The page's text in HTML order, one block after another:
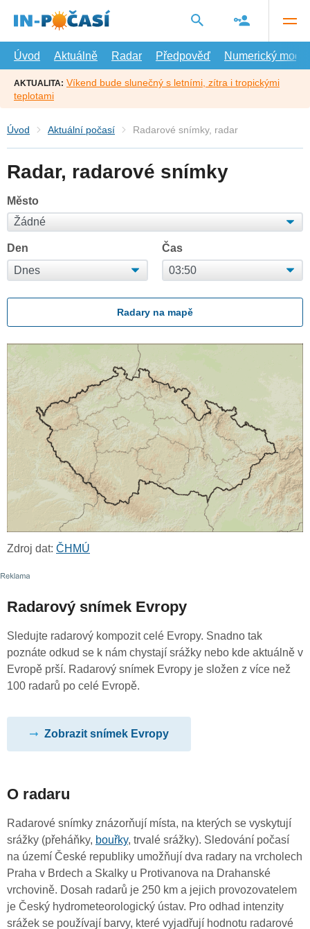
hlavní
Úvod
Aktuálně Radar Předpověď Numerický model
AKTUALITA: Víkend bude slunečný s letními, zítra i tropickými
teplotami
Úvod Aktuální počasí Radarové snímky, radar
Radar, radarové snímky
Město
Den Čas
Radary na mapě
Zdroj dat: ČHMÚ
Radarový snímek Evropy
Sledujte radarový kompozit celé Evropy. Snadno tak
poznáte odkud se k nám chystají srážky nebo kde aktuálně v
Evropě prší. Radarový snímek Evropy je složen z více než
100 radarů po celé Evropě.
Zobrazit snímek Evropy
O radaru
Radarové snímky znázorňují místa, na kterých se vyskytují
srážky (přeháňky, bouřky, trvalé srážky). Sledování počasí
na území České republiky umožňují dva radary na vrcholech
Praha v Brdech a Skalky u Protivanova na Drahanské
vrchovině. Dosah radarů je 250 km a jejich provozovatelem
je Český hydrometeorologický ústav. Pro odhad intenzity
srážek se používají barvy, které vyjadřují hodnotu radarové